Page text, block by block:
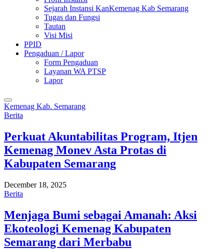
Sejarah Instansi KanKemenag Kab Semarang
Tugas dan Fungsi
Tautan
Visi Misi
PPID
Pengaduan / Lapor
Form Pengaduan
Layanan WA PTSP
Lapor
Kemenag Kab. Semarang
Berita
Perkuat Akuntabilitas Program, Itjen
Kemenag Monev Asta Protas di
Kabupaten Semarang
December 18, 2025
Berita
Menjaga Bumi sebagai Amanah: Aksi
Ekoteologi Kemenag Kabupaten
Semarang dari Merbabu